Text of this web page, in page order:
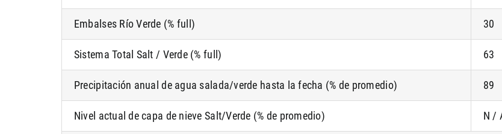
Embalses Río Verde (% full) 30
Sistema Total Salt / Verde (% full) 63
Precipitación anual de agua salada/verde hasta la fecha (% de promedio) 89
Nivel actual de capa de nieve Salt/Verde (% de promedio) N /